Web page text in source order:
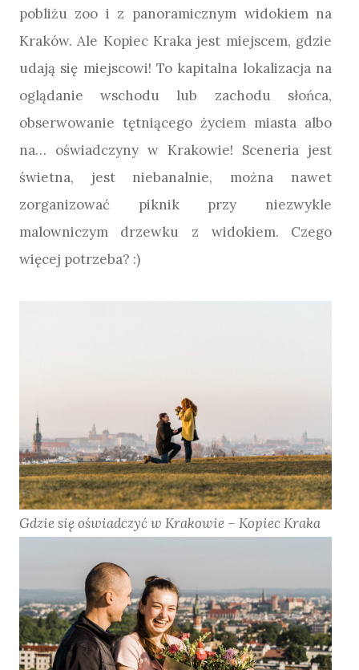
pobliżu zoo i z panoramicznym widokiem na
Kraków. Ale Kopiec Kraka jest miejscem, gdzie
udają się miejscowi! To kapitalna lokalizacja na
oglądanie wschodu lub zachodu słońca,
obserwowanie tętniącego życiem miasta albo
na… oświadczyny w Krakowie! Sceneria jest
świetna, jest niebanalnie, można nawet
zorganizować piknik przy niezwykle
malowniczym drzewku z widokiem. Czego
więcej potrzeba? :)
Gdzie się oświadczyć w Krakowie – Kopiec Kraka